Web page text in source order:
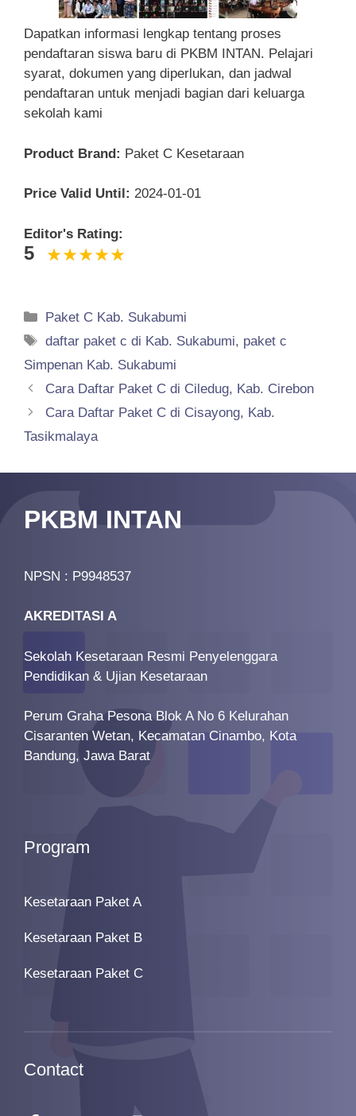
Dapatkan informasi lengkap tentang proses
pendaftaran siswa baru di PKBM INTAN. Pelajari
syarat, dokumen yang diperlukan, dan jadwal
pendaftaran untuk menjadi bagian dari keluarga
sekolah kami
Product Brand: Paket C Kesetaraan
Price Valid Until: 2024-01-01
Editor's Rating:
5
Categories
Paket C Kab. Sukabumi
Tags
daftar paket c di Kab. Sukabumi, paket c
Simpenan Kab. Sukabumi
Cara Daftar Paket C di Ciledug, Kab. Cirebon
Cara Daftar Paket C di Cisayong, Kab.
Tasikmalaya
PKBM INTAN
NPSN : P9948537
AKREDITASI A
Sekolah Kesetaraan Resmi Penyelenggara
Pendidikan & Ujian Kesetaraan
Perum Graha Pesona Blok A No 6 Kelurahan
Cisaranten Wetan, Kecamatan Cinambo, Kota
Bandung, Jawa Barat
Program
Kesetaraan Paket A
Kesetaraan Paket B
Kesetaraan Paket C
Contact